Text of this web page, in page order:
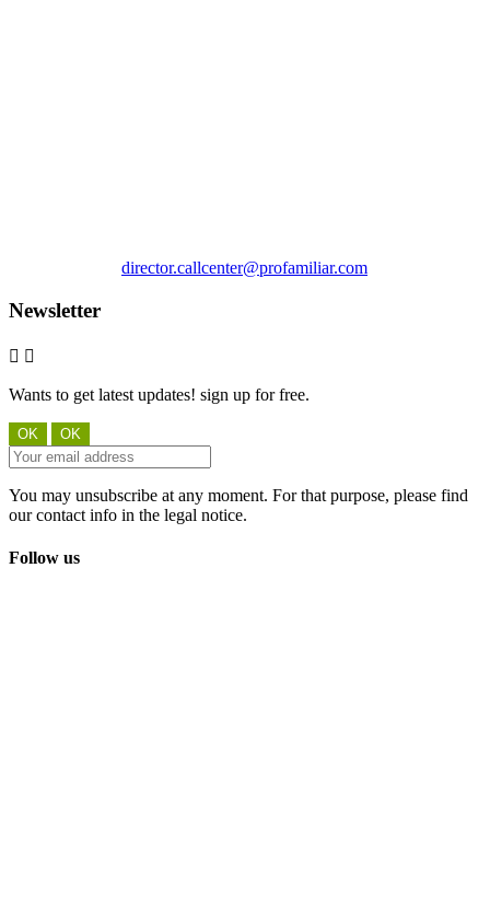
director.callcenter@profamiliar.com
Newsletter
 
Wants to get latest updates! sign up for free.
You may unsubscribe at any moment. For that purpose, please find
our contact info in the legal notice.
Follow us